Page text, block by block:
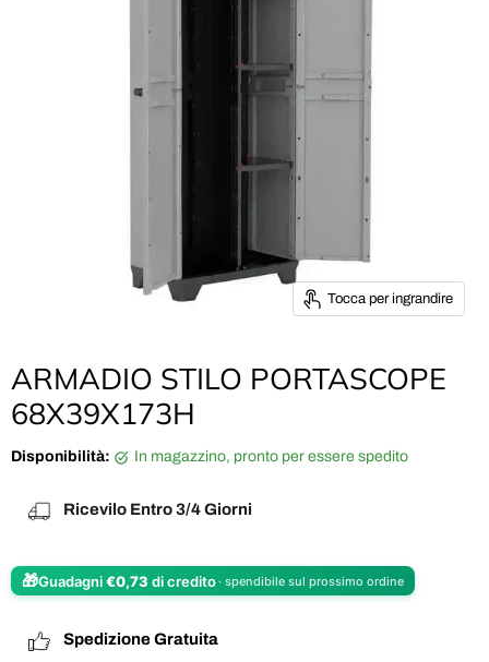
Tocca per ingrandire
ARMADIO STILO PORTASCOPE
68X39X173H
Disponibilità: in magazzino, pronto per essere spedito
Ricevilo Entro 3/4 Giorni
🎁Guadagni€0,73 di credito· spendibile sul prossimo ordine
Spedizione Gratuita